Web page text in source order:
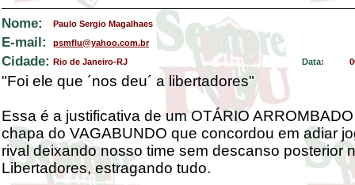
Nome: Paulo Sergio Magalhaes
E-mail: psmflu@yahoo.com.br
Cidade: Rio de Janeiro-RJ Data:
"Foi ele que ´nos deu´ a libertadores"
Essa é a justificativa de um OTÁRIO
chapa do VAGABUNDO que concordou em adiar
rival deixando nosso time sem descanso posterior
Libertadores, estragando tudo.